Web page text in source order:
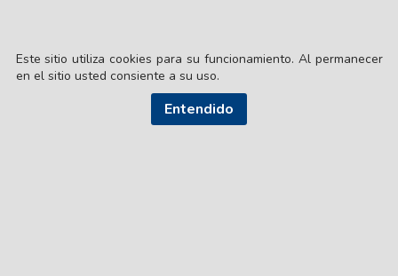
Este sitio utiliza cookies para su funcionamiento. Al permanecer
en el sitio usted consiente a su uso.
Entendido